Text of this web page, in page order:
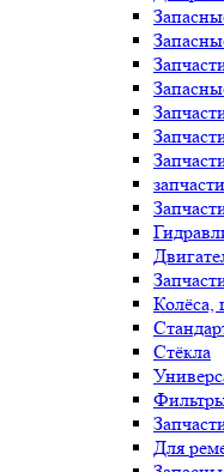
Колёса,
Стёкла
Для